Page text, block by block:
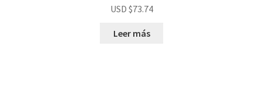
USD $73.74
Leer más